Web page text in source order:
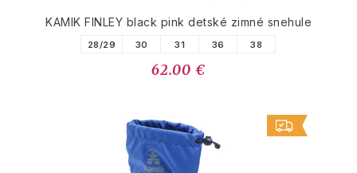
KAMIK FINLEY black pink detské zimné snehule
28/29 30 31 36 38
62.00 €